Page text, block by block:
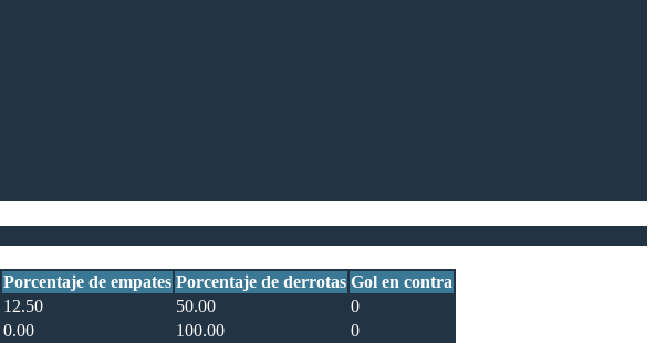
Porcentaje de empates Porcentaje de derrotas Gol en contra
12.50 50.00
0
0.00 100.00
0